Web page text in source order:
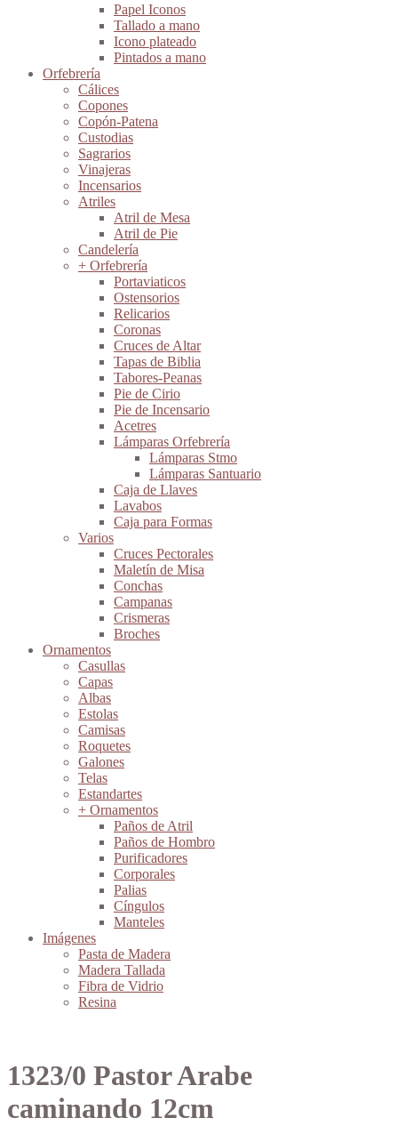
Papel Iconos
Tallado a mano
Icono plateado
Pintados a mano
Orfebrería
Cálices
Copones
Copón-Patena
Custodias
Sagrarios
Vinajeras
Incensarios
Atriles
Atril de Mesa
Atril de Pie
Candelería
+ Orfebrería
Portaviaticos
Ostensorios
Relicarios
Coronas
Cruces de Altar
Tapas de Biblia
Tabores-Peanas
Pie de Cirio
Pie de Incensario
Acetres
Lámparas Orfebrería
Lámparas Stmo
Lámparas Santuario
Caja de Llaves
Lavabos
Caja para Formas
Varios
Cruces Pectorales
Maletín de Misa
Conchas
Campanas
Crismeras
Broches
Ornamentos
Casullas
Capas
Albas
Estolas
Camisas
Roquetes
Galones
Telas
Estandartes
+ Ornamentos
Paños de Atril
Paños de Hombro
Purificadores
Corporales
Palias
Cíngulos
Manteles
Imágenes
Pasta de Madera
Madera Tallada
Fibra de Vidrio
Resina
1323/0 Pastor Arabe
caminando 12cm